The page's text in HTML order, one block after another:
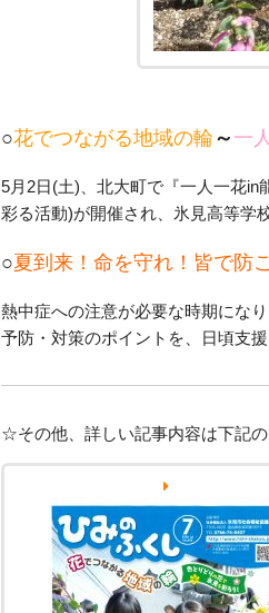
○花でつながる地域の輪 ～ 一
5月2日(土)、北大町で『一人一花
彩る活動)が開催され、氷見高等学
○夏到来！命を守れ！皆で防
熱中症への注意が必要な時期にな
予防・対策のポイントを、日頃支
☆その他、詳しい記事内容は下記